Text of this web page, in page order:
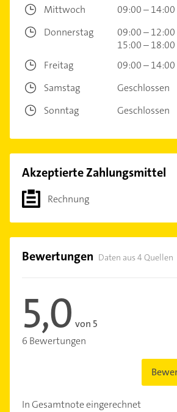
Mittwoch
09:00 – 14:00
Donnerstag
09:00 – 12:00
15:00 – 18:00
Freitag
09:00 – 14:00
Samstag
Geschlossen
Sonntag
Geschlossen
Akzeptierte Zahlungsmittel
Rechnung
Bewertungen Daten aus 4 Quellen
5,0 von 5
6 Bewertungen
In Gesamtnote eingerechnet